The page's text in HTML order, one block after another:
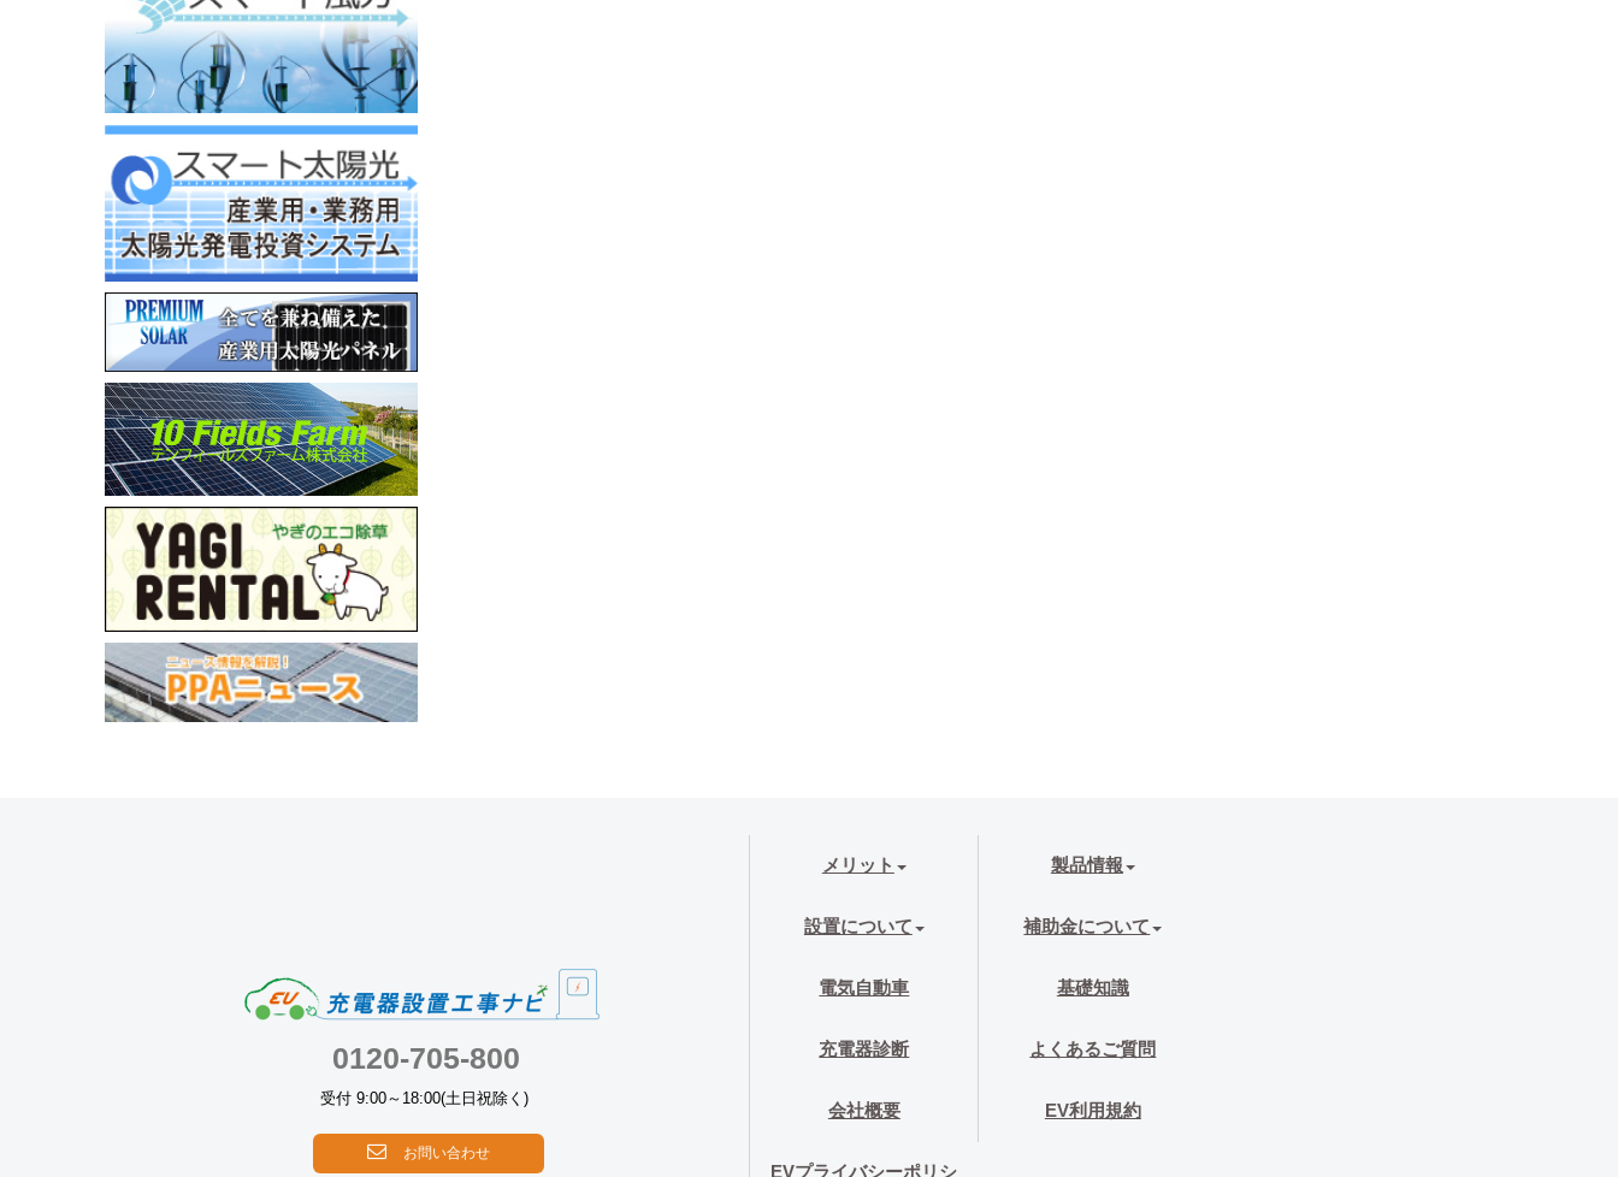
0120-705-800
受付 9:00～18:00(土日祝除く)
お問い合わせ
メリット 製品情報
設置について 補助金について
電気自動車 基礎知識
充電器診断 よくあるご質問
会社概要 EV利用規約
EVプライバシーポリシ